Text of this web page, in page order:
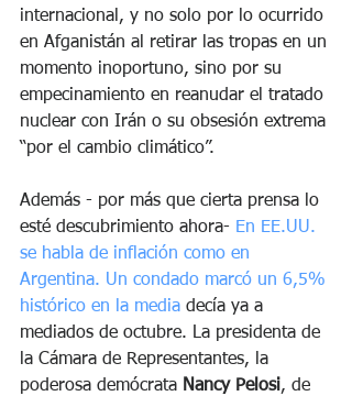
internacional, y no solo por lo ocurrido
en Afganistán al retirar las tropas en un
momento inoportuno, sino por su
empecinamiento en reanudar el tratado
nuclear con Irán o su obsesión extrema
“por el cambio climático”.
Además - por más que cierta prensa lo
esté descubrimiento ahora- En EE.UU.
se habla de inflación como en
Argentina. Un condado marcó un 6,5%
histórico en la media decía ya a
mediados de octubre. La presidenta de
la Cámara de Representantes, la
poderosa demócrata Nancy Pelosi, de